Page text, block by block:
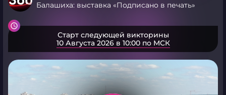
Балашиха: выставка «Подписано в печать»
Старт следующей викторины
10 Августа 2026 в 10:00 по МСК